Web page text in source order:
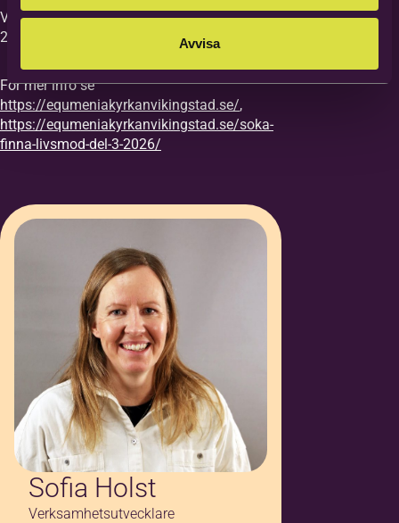
Avvisa
Vi vill ha din anmälan till kursen senast
27/8.
För mer info se
https://equmeniakyrkanvikingstad.se/,
https://equmeniakyrkanvikingstad.se/soka-
finna-livsmod-del-3-2026/
Sofia Holst
Verksamhetsutvecklare